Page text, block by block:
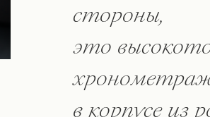
стороны,
это
в корпусе из